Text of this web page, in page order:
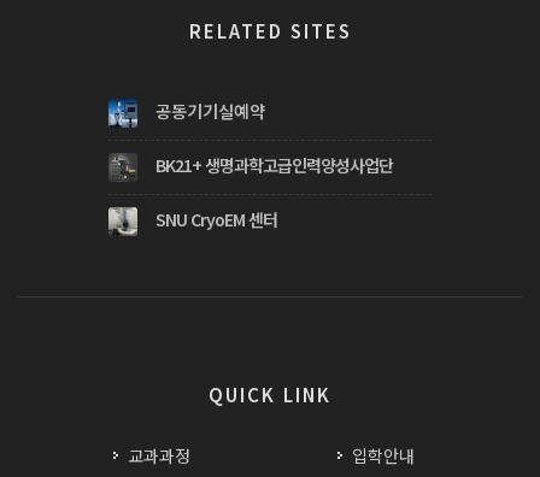
RELATED SITES
공동기기실예약
BK21+ 생명과학고급인력양성사업단
SNU CryoEM 센터
QUICK LINK
교과과정
입학안내